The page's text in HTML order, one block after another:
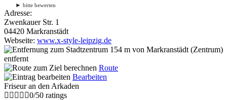
► bitte bewerten
Adresse:
Zwenkauer Str. 1
04420 Markranstädt
Webseite: www.x-style-leipzig.de
154 m von Markranstädt (Zentrum)
entfernt
Route
Bearbeiten
Friseur an den Arkaden
0/50 ratings